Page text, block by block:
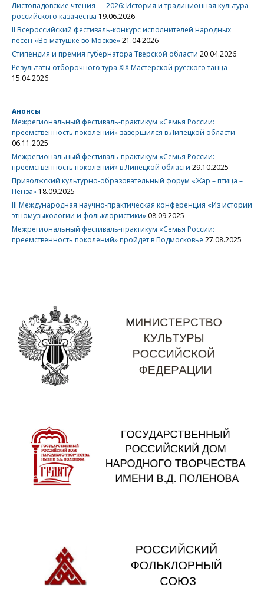
Листопадовские чтения — 2026: История и традиционная культура
российского казачества 19.06.2026
II Всероссийский фестиваль-конкурс исполнителей народных
песен «Во матушке во Москве»21.04.2026
Стипендия и премия губернатора Тверской области 20.04.2026
Результаты отборочного тура XIX Мастерской русского танца
15.04.2026
Анонсы
Межрегиональный фестиваль-практикум «Семья России:
преемственность поколений» завершился в Липецкой области
06.11.2025
Межрегиональный фестиваль-практикум «Семья России:
преемственность поколений» в Липецкой области 29.10.2025
Приволжский культурно-образовательный форум «Жар – птица –
Пенза» 18.09.2025
III Международная научно-практическая конференция «Из истории
этномузыкологии и фольклористики» 08.09.2025
Межрегиональный фестиваль-практикум «Семья России:
преемственность поколений» пройдет в Подмосковье 27.08.2025